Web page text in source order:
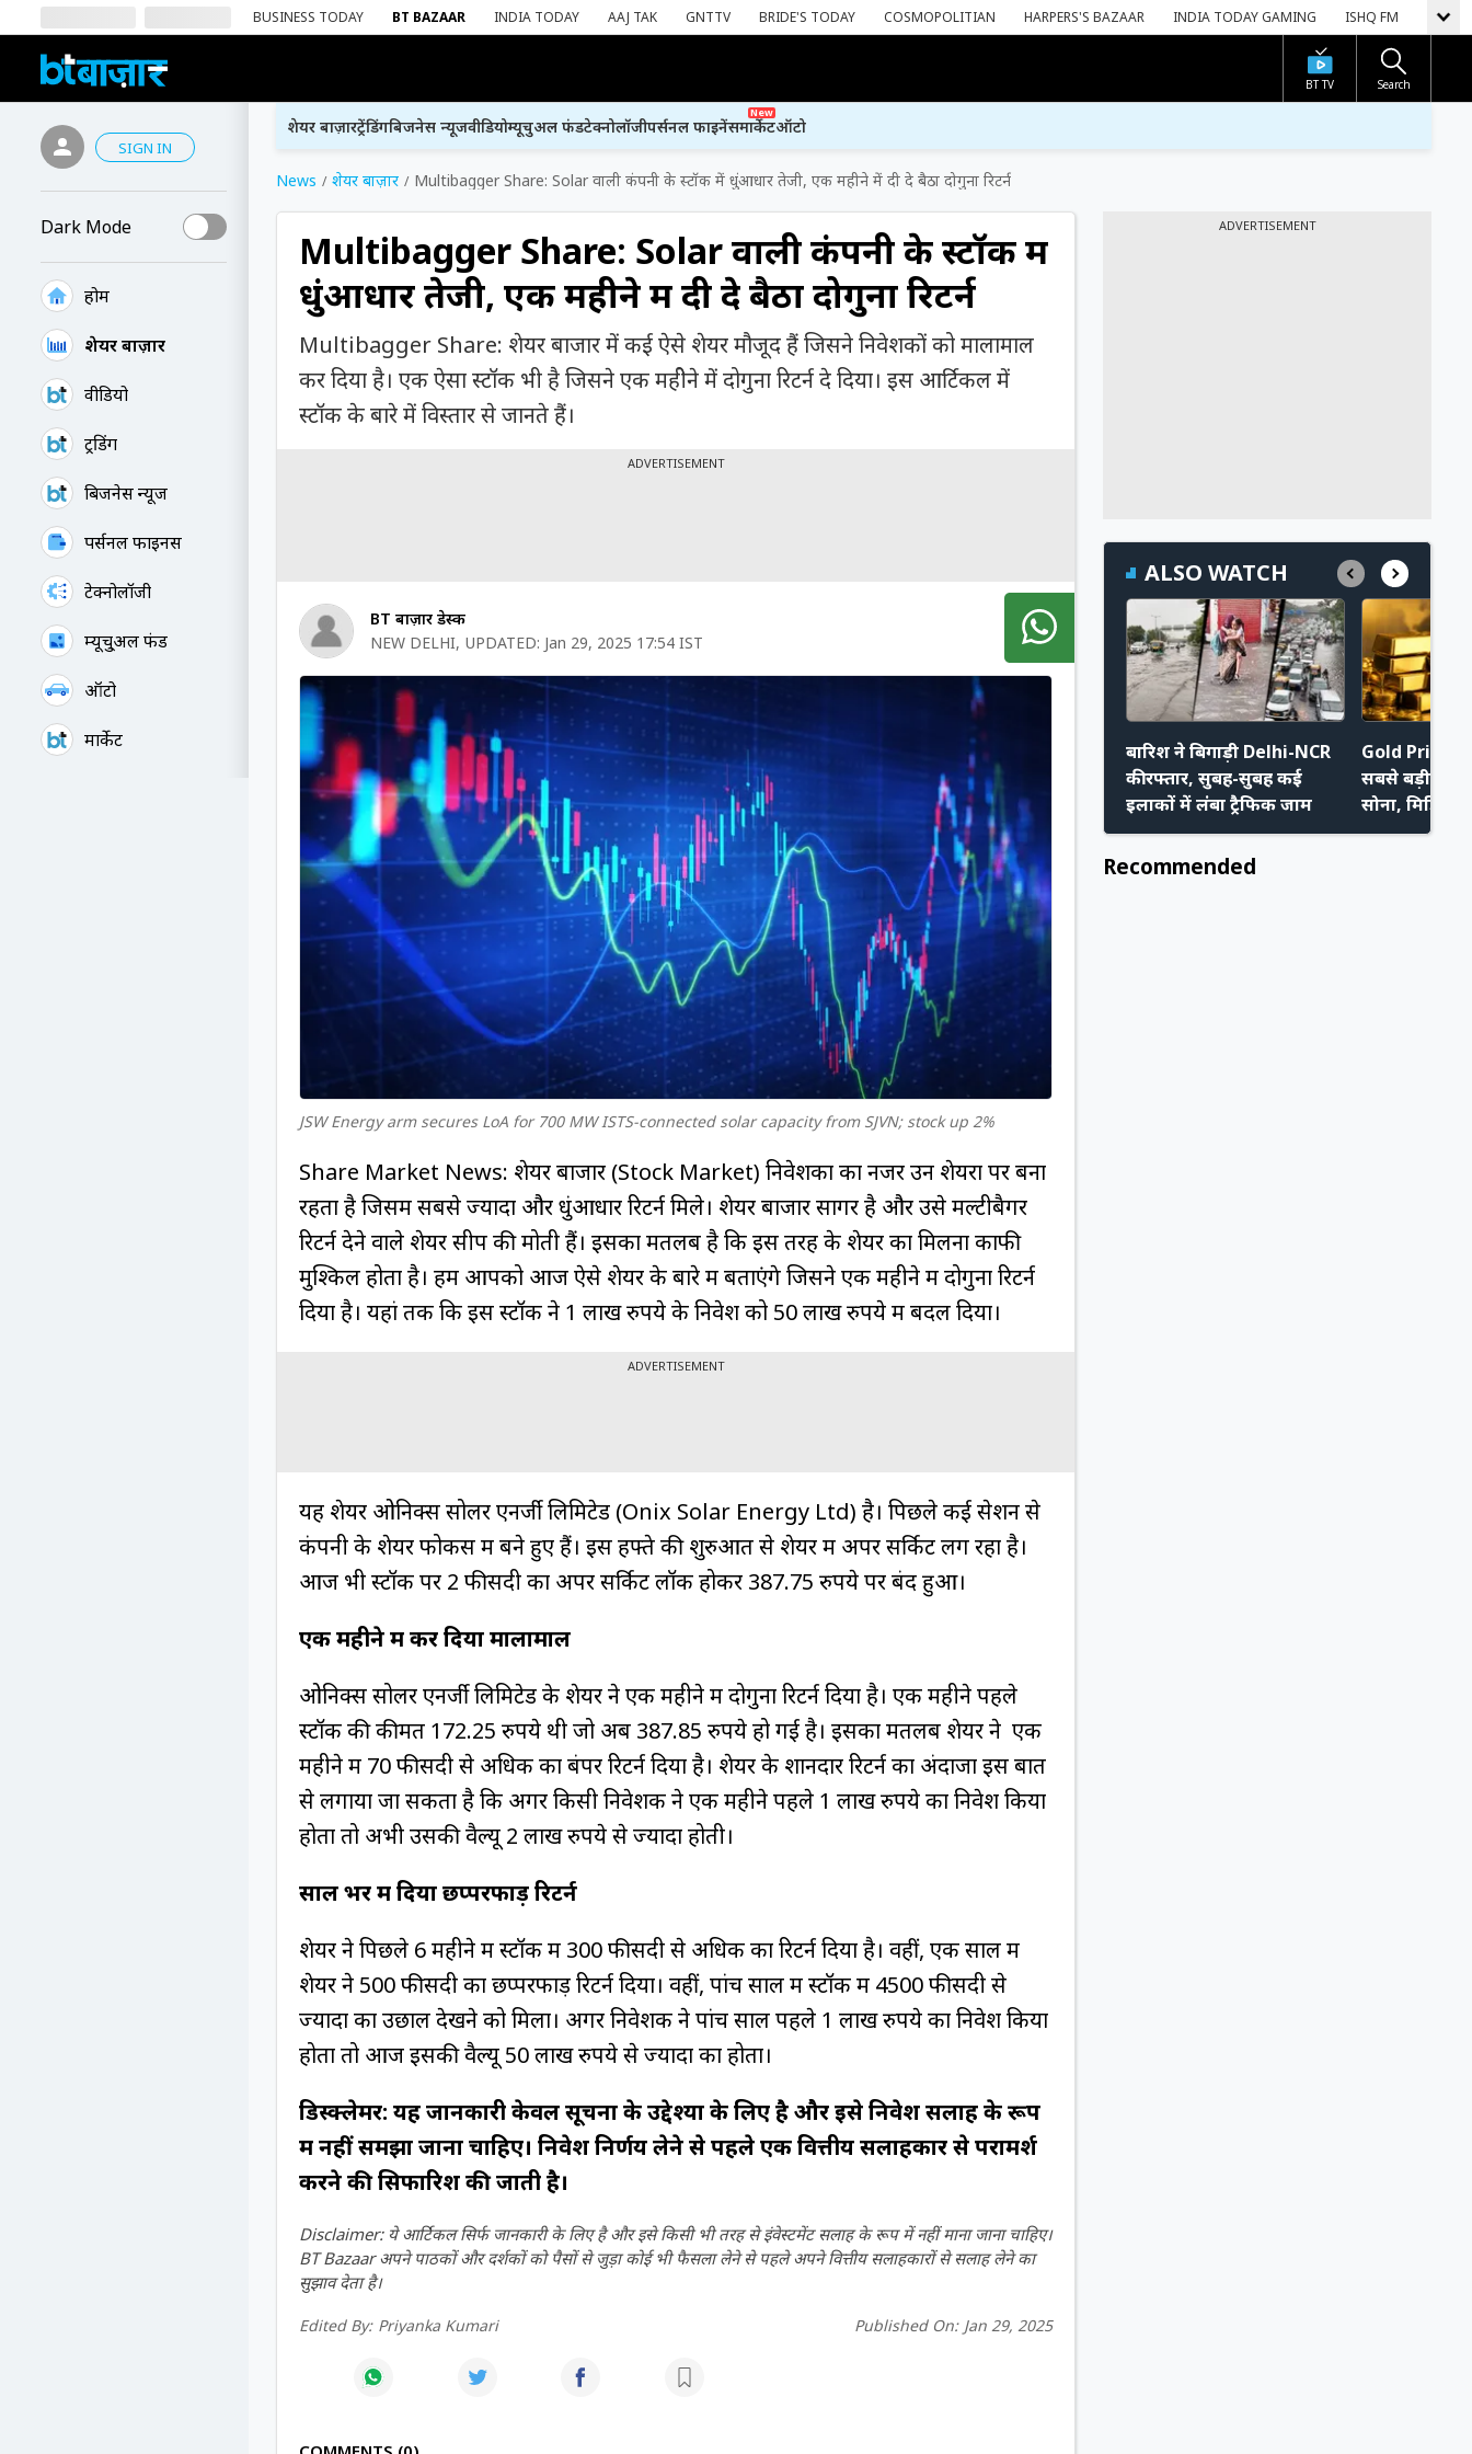
BUSINESS TODAY BT BAZAAR INDIA TODAY AAJ TAK GNTTV BRIDE'S TODAY COSMOPOLITIAN HARPERS'S BAZAAR INDIA TODAY GAMING ISHQ FM
BT TV Search
SIGN IN
Dark Mode
होम
शेयर बाज़ार
वीडियो
ट्रेंडिंग
बिजनेस न्यूज
पर्सनल फाइनेंस
टेक्नोलॉजी
म्यूचु्अल फंड
ऑटो
मार्केट
शेयर बाज़ारट्रेंडिंगबिजनेस न्यूजवीडियोम्यूचुअल फंडटेक्नोलॉजीपर्सनल फाइनेंस
New
मार्केटऑटो
News शेयर बाज़ार Multibagger Share: Solar वाली कंपनी के स्टॉक में धुंआधार तेजी, एक महीने में दी दे बैठा दोगुना रिटर्न
Multibagger Share: Solar वाली कंपनी के स्टॉक में
धुंआधार तेजी, एक महीने में दी दे बैठा दोगुना रिटर्न
Multibagger Share: शेयर बाजार में कई ऐसे शेयर मौजूद हैं जिसने निवेशकों को मालामाल
कर दिया है। एक ऐसा स्टॉक भी है जिसने एक महीेने में दोगुना रिटर्न दे दिया। इस आर्टिकल में
स्टॉक के बारे में विस्तार से जानते हैं।
ADVERTISEMENT
BT बाज़ार डेस्क
NEW DELHI, UPDATED: Jan 29, 2025 17:54 IST
JSW Energy arm secures LoA for 700 MW ISTS-connected solar capacity from SJVN; stock up 2%
Share Market News: शेयर बाजार (Stock Market) निवेशकों का नजर उन शेयरों पर बना
रहता है जिसमें सबसे ज्यादा और धुंआधार रिटर्न मिले। शेयर बाजार सागर है और उसे मल्टीबैगर
रिटर्न देने वाले शेयर सीप की मोती हैं। इसका मतलब है कि इस तरह के शेयर का मिलना काफी
मुश्किल होता है। हम आपको आज ऐसे शेयर के बारे में बताएंगे जिसने एक महीने में दोगुना रिटर्न
दिया है। यहां तक कि इस स्टॉक ने 1 लाख रुपये के निवेश को 50 लाख रुपये में बदल दिया।
ADVERTISEMENT
यह शेयर ओनिक्स सोलर एनर्जी लिमिटेड (Onix Solar Energy Ltd) है। पिछले कई सेशन से
कंपनी के शेयर फोकस में बने हुए हैं। इस हफ्ते की शुरुआत से शेयर में अपर सर्किट लग रहा है।
आज भी स्टॉक पर 2 फीसदी का अपर सर्किट लॉक होकर 387.75 रुपये पर बंद हुआ।
एक महीने में कर दिया मालामाल
ओनिक्स सोलर एनर्जी लिमिटेड के शेयर ने एक महीने में दोगुना रिटर्न दिया है। एक महीने पहले
स्टॉक की कीमत 172.25 रुपये थी जो अब 387.85 रुपये हो गई है। इसका मतलब शेयर ने एक
महीने में 70 फीसदी से अधिक का बंपर रिटर्न दिया है। शेयर के शानदार रिटर्न का अंदाजा इस बात
से लगाया जा सकता है कि अगर किसी निवेशक ने एक महीने पहले 1 लाख रुपये का निवेश किया
होता तो अभी उसकी वैल्यू 2 लाख रुपये से ज्यादा होती।
साल भर में दिया छप्परफाड़ रिटर्न
शेयर ने पिछले 6 महीने में स्टॉक में 300 फीसदी से अधिक का रिटर्न दिया है। वहीं, एक साल में
शेयर ने 500 फीसदी का छप्परफाड़ रिटर्न दिया। वहीं, पांच साल में स्टॉक में 4500 फीसदी से
ज्यादा का उछाल देखने को मिला। अगर निवेशक ने पांच साल पहले 1 लाख रुपये का निवेश किया
होता तो आज इसकी वैल्यू 50 लाख रुपये से ज्यादा का होता।
डिस्क्लेमर: यह जानकारी केवल सूचना के उद्देश्यों के लिए है और इसे निवेश सलाह के रूप
में नहीं समझा जाना चाहिए। निवेश निर्णय लेने से पहले एक वित्तीय सलाहकार से परामर्श
करने की सिफारिश की जाती है।
Disclaimer: ये आर्टिकल सिर्फ जानकारी के लिए है और इसे किसी भी तरह से इंवेस्टमेंट सलाह के रूप में नहीं माना जाना चाहिए।
BT Bazaar अपने पाठकों और दर्शकों को पैसों से जुड़ा कोई भी फैसला लेने से पहले अपने वित्तीय सलाहकारों से सलाह लेने का
सुझाव देता है।
Edited By: Priyanka Kumari Published On: Jan 29, 2025
ADVERTISEMENT
ALSO WATCH
बारिश ने बिगाड़ी Delhi-NCR
की रफ्तार, सुबह-सुबह कई
इलाकों में लंबा ट्रैफिक जाम
Gold Price:
सबसे बड़ी
सोना, मिडिल
भी बढ़ी खरीदारी
Recommended